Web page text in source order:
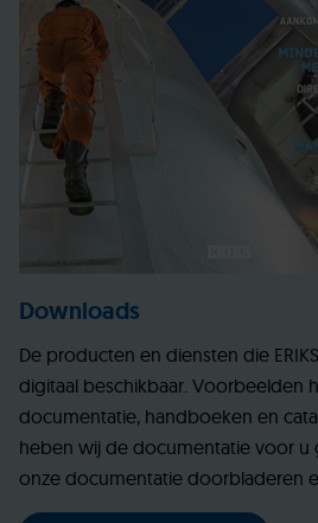
Downloads
De producten en diensten die
digitaal beschikbaar. Voorbeelden
documentatie, handboeken en
heben wij de documentatie voor u
onze documentatie doorbladeren